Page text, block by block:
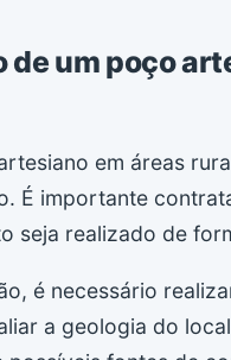
de um poço
em áreas
É importante
seja realizado de
é necessário
a geologia do